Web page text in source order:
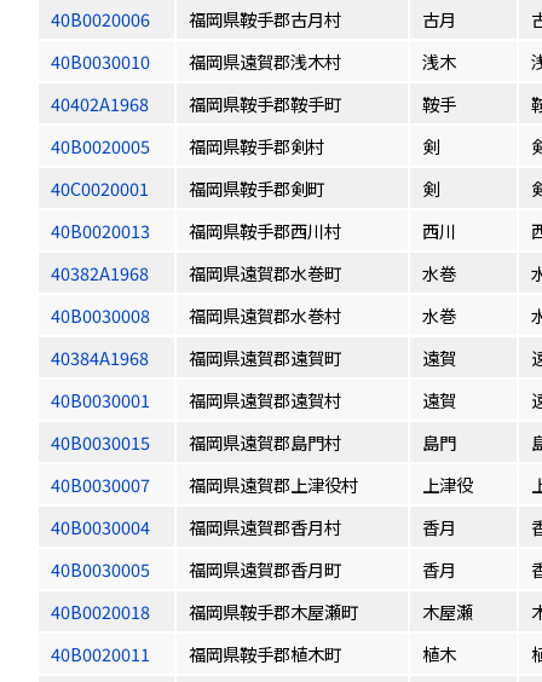
40B0020006
福岡県鞍手郡古月村 古月
40B0030010
福岡県遠賀郡浅木村 浅木
40402A1968
福岡県鞍手郡鞍手町 鞍手
40B0020005
福岡県鞍手郡剣村 剣
40C0020001
福岡県鞍手郡剣町 剣
40B0020013
福岡県鞍手郡西川村 西川
40382A1968
福岡県遠賀郡水巻町 水巻
40B0030008
福岡県遠賀郡水巻村 水巻
40384A1968
福岡県遠賀郡遠賀町 遠賀
40B0030001
福岡県遠賀郡遠賀村 遠賀
40B0030015
福岡県遠賀郡島門村 島門
40B0030007
福岡県遠賀郡上津役村 上津役
40B0030004
福岡県遠賀郡香月村 香月
40B0030005
福岡県遠賀郡香月町 香月
40B0020018
福岡県鞍手郡木屋瀬町 木屋瀬
40B0020011
福岡県鞍手郡植木町 植木